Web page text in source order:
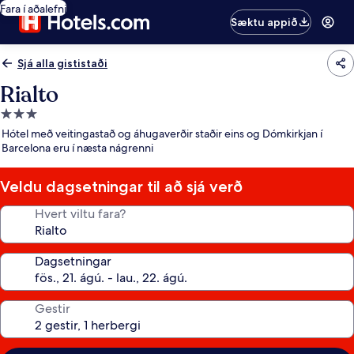
Fara í aðalefni
Sæktu appið
Sjá alla gististaði
Rialto
3.0
stjörnu
gististaður
Hótel með veitingastað og áhugaverðir staðir eins og Dómkirkjan í
Barcelona eru í næsta nágrenni
Veldu dagsetningar til að sjá verð
Hvert viltu fara?
Dagsetningar
Gestir